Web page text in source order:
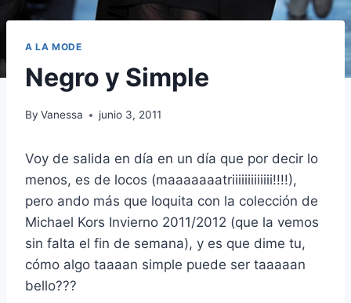
A LA MODE
Negro y Simple
By Vanessa junio 3, 2011
Voy de salida en día en un día que por decir lo
menos, es de locos (maaaaaaatriiiiiiiiiiiii!!!!),
pero ando más que loquita con la colección de
Michael Kors Invierno 2011/2012 (que la vemos
sin falta el fin de semana), y es que dime tu,
cómo algo taaaan simple puede ser taaaaan
bello???